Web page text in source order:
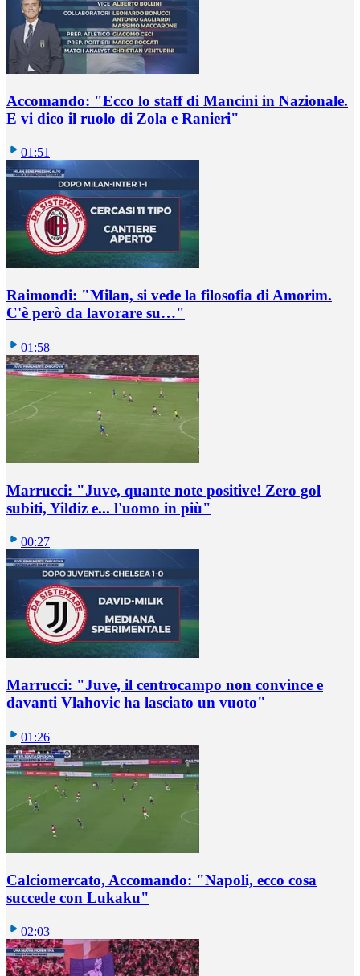
Accomando: "Ecco lo staff di Mancini in Nazionale.
E vi dico il ruolo di Zola e Ranieri"
01:51
Raimondi: "Milan, si vede la filosofia di Amorim.
C'è però da lavorare su…"
01:58
Marrucci: "Juve, quante note positive! Zero gol
subiti, Yildiz e... l'uomo in più"
00:27
Marrucci: "Juve, il centrocampo non convince e
davanti Vlahovic ha lasciato un vuoto"
01:26
Calciomercato, Accomando: "Napoli, ecco cosa
succede con Lukaku"
02:03